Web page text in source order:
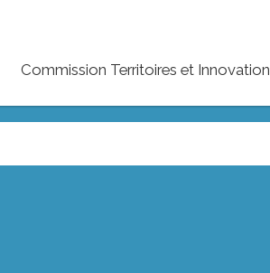
Commission Territoires et Innovation